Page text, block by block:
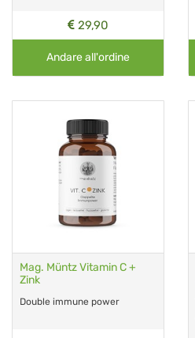
29,90
Andare all'ordine
Mag. Müntz Vitamin C +
Zink
Double immune power